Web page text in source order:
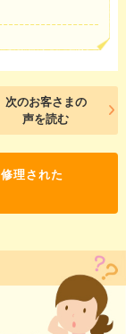
次のお客さまの
声を読む
理された